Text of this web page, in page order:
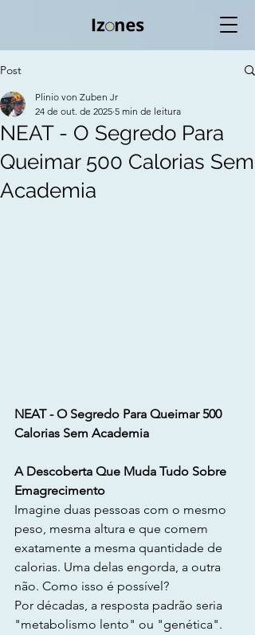
Post
NEAT - O Segredo Para
Queimar 500 Calorias Sem
Academia
Plinio von Zuben Jr
24 de out. de 2025 5 min de leitura
NEAT - O Segredo Para Queimar 500
Calorias Sem Academia
A Descoberta Que Muda Tudo Sobre
Emagrecimento
Imagine duas pessoas com o mesmo
peso, mesma altura e que comem
exatamente a mesma quantidade de
calorias. Uma delas engorda, a outra
não. Como isso é possível?
Por décadas, a resposta padrão seria
"metabolismo lento" ou "genética".